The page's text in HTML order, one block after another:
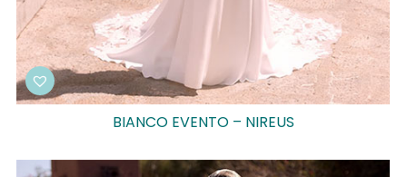
BIANCO EVENTO – NIREUS